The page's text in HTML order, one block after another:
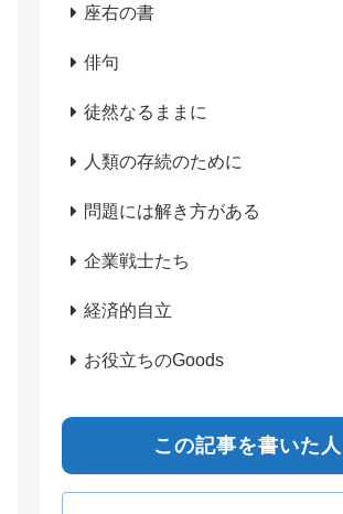
座右の書
俳句
徒然なるままに
人類の存続のために
問題には解き方がある
企業戦士たち
経済的自立
お役立ちのGoods
この記事を書いた人